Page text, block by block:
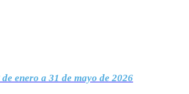
de enero a 31 de mayo de 2026